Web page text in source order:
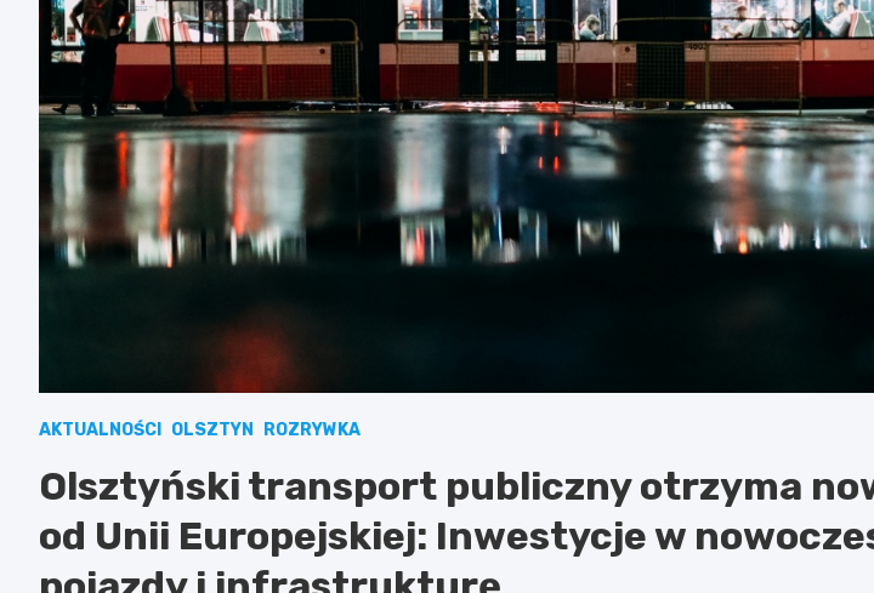
AKTUALNOŚCI OLSZTYN ROZRYWKA
Olsztyński transport publiczny otrzyma
od Unii Europejskiej: Inwestycje w